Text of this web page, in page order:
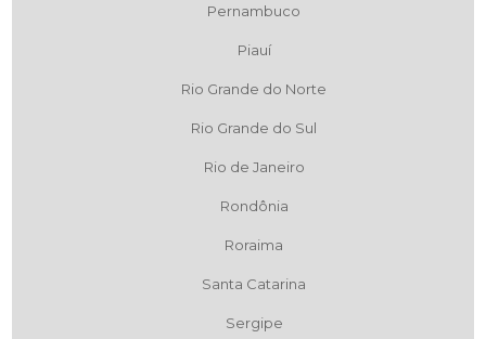
Pernambuco
Piauí
Rio Grande do Norte
Rio Grande do Sul
Rio de Janeiro
Rondônia
Roraima
Santa Catarina
Sergipe